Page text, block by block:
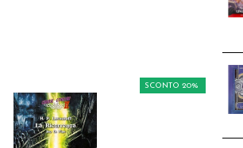
SCONTO 20%